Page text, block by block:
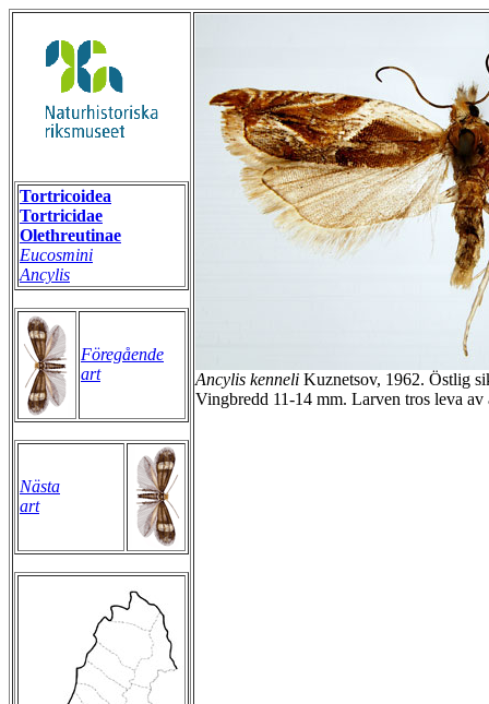
Tortricoidea
Tortricidae
Olethreutinae
Eucosmini
Ancylis
Föregående
art
Nästa
art
Ancylis kenneli Kuznetsov, 1962. Östlig
Vingbredd 11-14 mm. Larven tros leva av